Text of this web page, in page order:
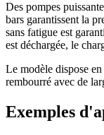
Des pompes
bars garantissent la
sans fatigue est
est déchargée, le
Le modèle dispose
rembourré avec de
Exemples